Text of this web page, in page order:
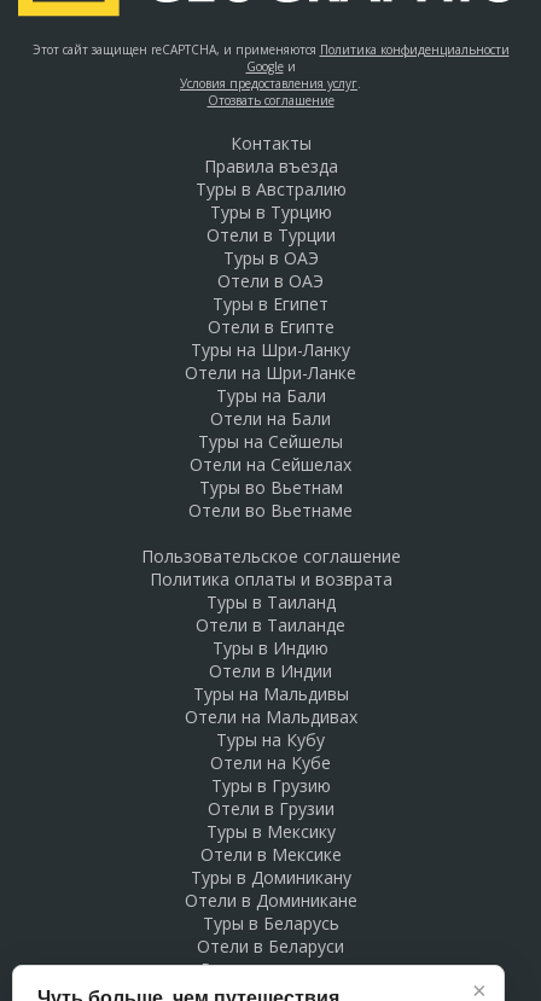
Этот сайт защищен reCAPTCHA, и применяются Политика конфиденциальности
Googleи
Условия предоставления услуг.
Отозвать соглашение
Контакты
Правила въезда
Туры в Австралию
Туры в Турцию
Отели в Турции
Туры в ОАЭ
Отели в ОАЭ
Туры в Египет
Отели в Египте
Туры на Шри-Ланку
Отели на Шри-Ланке
Туры на Бали
Отели на Бали
Туры на Сейшелы
Отели на Сейшелах
Туры во Вьетнам
Отели во Вьетнаме
Пользовательское соглашение
Политика оплаты и возврата
Туры в Таиланд
Отели в Таиланде
Туры в Индию
Отели в Индии
Туры на Мальдивы
Отели на Мальдивах
Туры на Кубу
Отели на Кубе
Туры в Грузию
Отели в Грузии
Туры в Мексику
Отели в Мексике
Туры в Доминикану
Отели в Доминикане
Туры в Беларусь
Отели в Беларуси
Рекламодателям
×